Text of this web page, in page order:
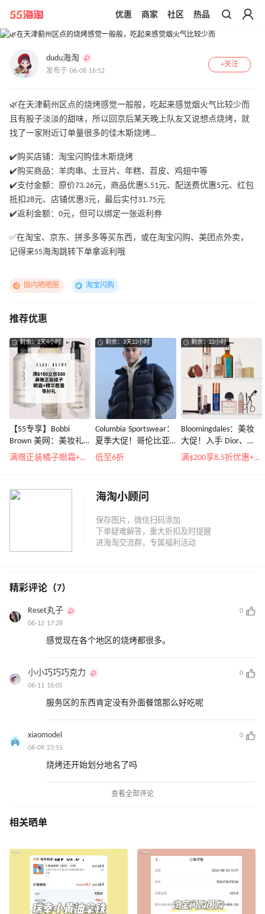
带你去官网买正品
优惠 商家 社区
热品
dudu海淘
发布于 06-08 16:52
+关注
🌿在天津蓟州区点的烧烤感觉一般般，吃起来感觉烟火气比较少而
且有股子淡淡的甜味，所以回京后某天晚上队友又说想点烧烤，就
找了一家附近订单量很多的佳木斯烧烤…
✔️购买店铺：淘宝闪购佳木斯烧烤
✔️购买商品：羊肉串、土豆片、年糕、苕皮、鸡翅中等
✔️支付金额：原价73.26元，商品优惠5.51元、配送费优惠5元、红包
抵扣28元、店铺优惠3元，最后实付31.75元
✔️返利金额：0元，但可以绑定一张返利券
✅在淘宝、京东、拼多多等买东西，或在淘宝闪购、美团点外卖，
记得来55海淘跳转下单拿返利哦
国内晒晒圈 淘宝闪购
推荐优惠
剩余：2天4小时
【55专享】Bobbi
Brown 美网：美妆礼
遇！满$150立省$50
满赠正装橘子眼霜+精华唇蜜等好礼
剩余：3天22小时
Columbia Sportswear：
夏季大促！哥伦比亚
运动热卖
低至6折
剩余：22小时
Bloomingdales：美妆
大促！入手 Dior、
Prada、TF 等
满$200享8.5折优惠+部分送好礼
海淘小顾问
精彩评论（7）
Reset丸子
0
06-12 17:28
感觉现在各个地区的烧烤都很多。
小小巧巧巧克力
0
06-11 16:05
服务区的东西肯定没有外面餐馆那么好吃呢
xiaomodel
0
06-09 23:55
烧烤还开始划分地名了吗
查看全部评论
相关晒单